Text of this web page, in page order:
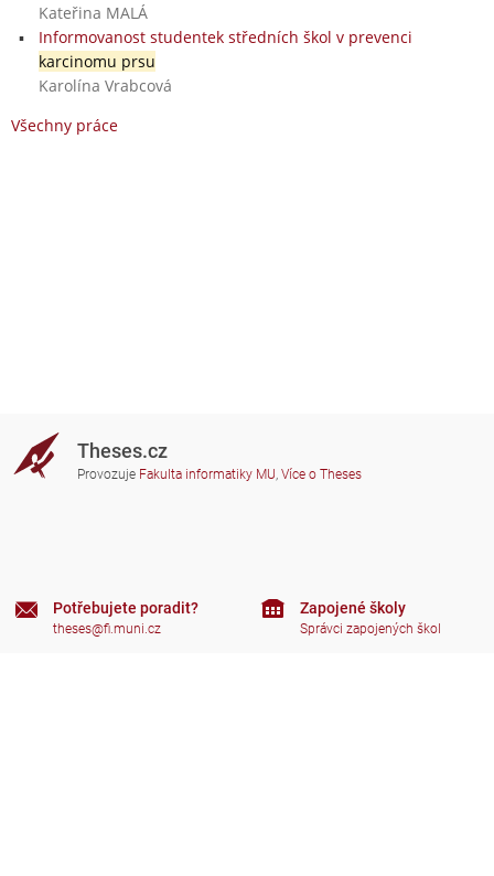
Kateřina MALÁ
Informovanost studentek středních škol v prevenci
karcinomu prsu
Karolína Vrabcová
Všechny práce
Theses.cz
Provozuje Fakulta informatiky MU, Více o Theses
Potřebujete poradit?
theses@fi.muni.cz
Zapojené školy
Správci zapojených škol